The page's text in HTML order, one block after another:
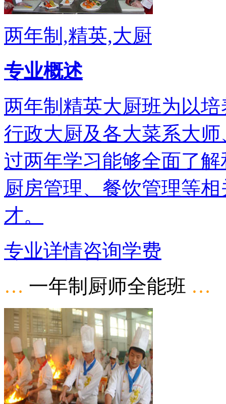
两年制,精英,大厨
专业概述
两年制精英大厨班为以
行政大厨及各大菜系大
过两年学习能够全面了
厨房管理、餐饮管理等
才。
专业详情咨询学费
… 一年制厨师全能班 …